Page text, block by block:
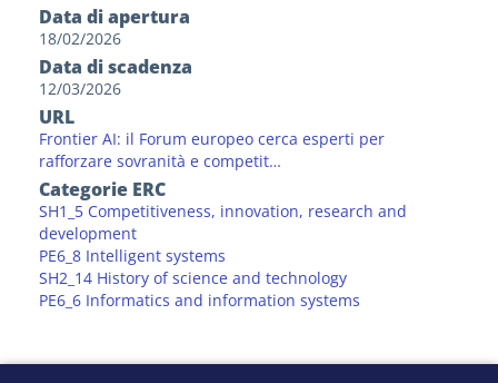
Data di apertura
18/02/2026
Data di scadenza
12/03/2026
URL
Frontier AI: il Forum europeo cerca esperti per
rafforzare sovranità e competit…
Categorie ERC
SH1_5 Competitiveness, innovation, research and
development
PE6_8 Intelligent systems
SH2_14 History of science and technology
PE6_6 Informatics and information systems